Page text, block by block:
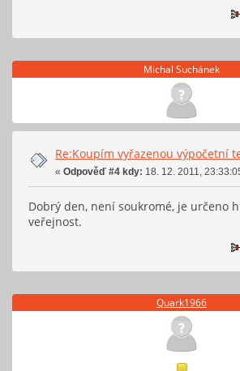
Michal Suchánek
Re:Koupím vyřazenou výpočetní
« Odpověď #4 kdy: 18. 12. 2011,
Dobrý den, není soukromé, je určeno
veřejnost.
Quark1966